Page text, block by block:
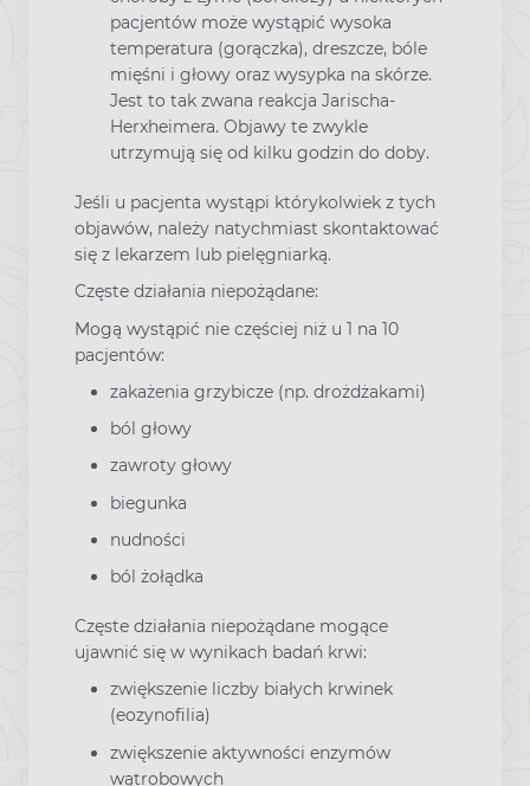
pacjentów może wystąpić wysoka
temperatura (gorączka), dreszcze, bóle
mięśni i głowy oraz wysypka na skórze.
Jest to tak zwana reakcja Jarischa-
Herxheimera. Objawy te zwykle
utrzymują się od kilku godzin do doby.
Jeśli u pacjenta wystąpi którykolwiek z tych
objawów, należy natychmiast skontaktować
się z lekarzem lub pielęgniarką.
Częste działania niepożądane:
Mogą wystąpić nie częściej niż u 1 na 10
pacjentów:
zakażenia grzybicze (np. drożdżakami)
ból głowy
zawroty głowy
biegunka
nudności
ból żołądka
Częste działania niepożądane mogące
ujawnić się w wynikach badań krwi:
zwiększenie liczby białych krwinek
(eozynofilia)
zwiększenie aktywności enzymów
wątrobowych